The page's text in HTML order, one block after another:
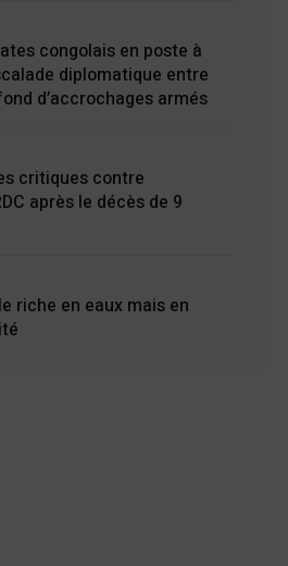
congolais en poste à
diplomatique entre
d’accrochages armés
critiques contre
après le décès de 9
riche en eaux mais en